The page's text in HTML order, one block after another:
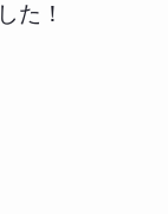
た！